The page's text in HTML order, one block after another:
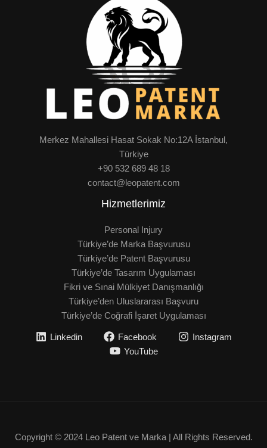
Merkez Mahallesi Hasat Sokak No:12A İstanbul,
Türkiye
+90 532 689 48 18
contact@leopatent.com
Hizmetlerimiz
Personal Injury
Türkiye’de Marka Başvurusu
Türkiye’de Patent Başvurusu
Türkiye’de Tasarım Uygulaması
Fikri ve Sınai Mülkiyet Danışmanlığı
Türkiye’den Uluslararası Başvuru
Türkiye’de Coğrafi İşaret Uygulaması
Linkedin Facebook
Instagram
YouTube
Copyright © 2024 Leo Patent ve Marka | All Rights Reserved.